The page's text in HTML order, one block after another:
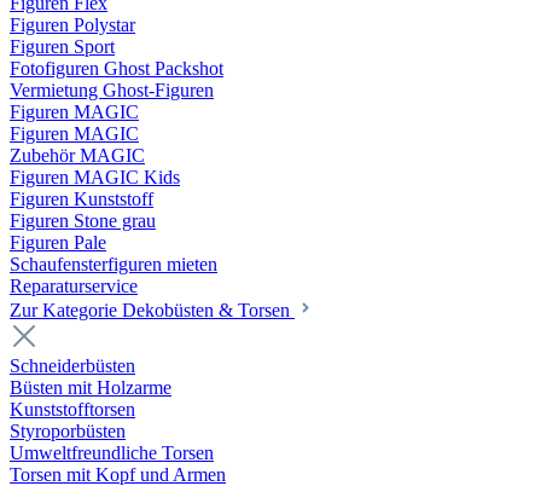
Figuren Polystar
Figuren Sport
Fotofiguren Ghost Packshot
Vermietung Ghost-Figuren
Figuren MAGIC
Figuren MAGIC
Zubehör MAGIC
Figuren MAGIC Kids
Figuren Kunststoff
Figuren Stone grau
Figuren Pale
Schaufensterfiguren mieten
Reparaturservice
Zur Kategorie Dekobüsten & Torsen
Schneiderbüsten
Büsten mit Holzarme
Kunststofftorsen
Styroporbüsten
Umweltfreundliche Torsen
Torsen mit Kopf und Armen